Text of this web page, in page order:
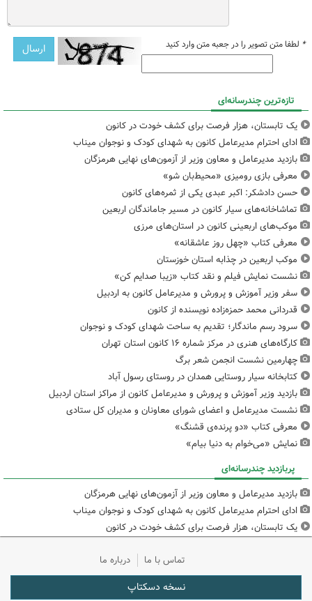
* لطفا متن تصویر را در جعبه متن وارد کنید
تازه‌ترین چندرسانه‌ای
یک تابستان، هزار فرصت برای کشف خودت در کانون
ادای احترام مدیرعامل کانون به شهدای کودک و نوجوان میناب
بازدید مدیرعامل و معاون وزیر از آزمون‌های نهایی هرمزگان
معرفی بازی رومیزی «محیط‌بان شو»
حسن دادشکر: اکبر عبدی یکی از ثمره‌های کانون
تماشاخانه‌های سیار کانون در مسیر جاماندگان اربعین
موکب‌های اربعینی کانون در استان‌های مرزی
معرفی کتاب «چهل روز عاشقانه»
موکب اربعین در چذابه استان خوزستان
نشست نمایش فیلم و نقد کتاب «زیبا صدایم کن»
سفر وزیر آموزش و پرورش و مدیرعامل کانون به اردبیل
قدردانی محمد حمزه‌زاده نویسنده از کانون
سرود رسم ماندگار؛ تقدیم به ساحت شهدای کودک و نوجوان
کارگاه‌های هنری در مرکز شماره ۱۶ کانون استان تهران
چهارمین نشست انجمن شعر برگ
کتابخانه سیار روستایی همدان در روستای رسول آباد
بازدید وزیر آموزش و پرورش و مدیرعامل کانون از مراکز استان اردبیل
نشست مدیرعامل و اعضای شورای معاونان و مدیران کل ستادی
معرفی کتاب «دو پرنده‌ی قشنگ»
نمایش «می‌خوام به دنیا بیام»
پربازدید چندرسانه‌ای
بازدید مدیرعامل و معاون وزیر از آزمون‌های نهایی هرمزگان
ادای احترام مدیرعامل کانون به شهدای کودک و نوجوان میناب
یک تابستان، هزار فرصت برای کشف خودت در کانون
تماس با ما درباره ما
نسخه دسکتاپ